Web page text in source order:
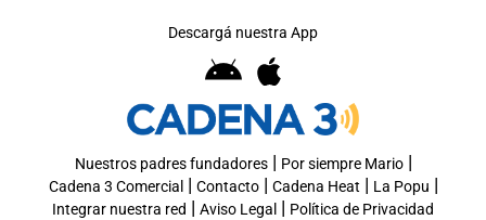
Descargá nuestra App
Nuestros padres fundadores| Por siempre Mario|
Cadena 3 Comercial | Contacto| Cadena Heat | La Popu |
Integrar nuestra red | Aviso Legal | Política de Privacidad